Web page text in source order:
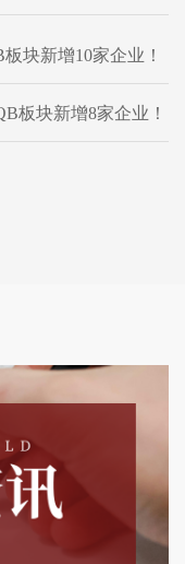
块新增10家企业！
板块新增8家企业！